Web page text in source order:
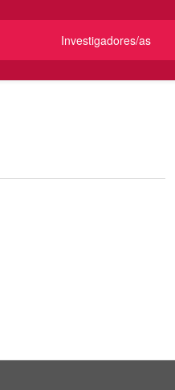
Investigadores/as